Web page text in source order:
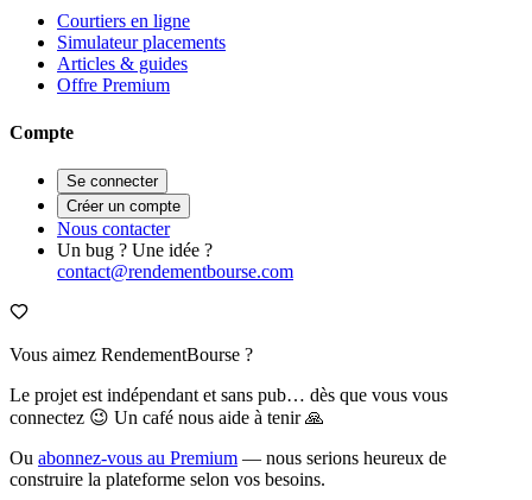
Courtiers en ligne
Simulateur placements
Articles & guides
Offre Premium
Compte
Se connecter
Créer un compte
Nous contacter
Un bug ? Une idée ?
contact@rendementbourse.com
Vous aimez RendementBourse ?
Le projet est indépendant et sans pub… dès que vous vous
connectez 😉 Un café nous aide à tenir 🙏
Ou abonnez-vous au Premium — nous serions heureux de
construire la plateforme selon vos besoins.